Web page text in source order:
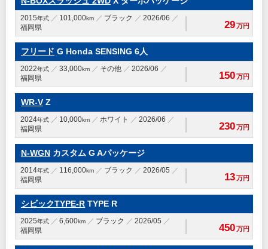
2015年式 101,000km ブラック
2026/06
福岡県
29万円
フリード G Honda SENSING 6人
2022年式 33,000km その他
2026/06
福岡県
150万円
WR-V Z
2024年式 10,000km ホワイト
2026/06
福岡県
230万円
N-WGN カスタム G Aパッケージ
2014年式 116,000km ブラック
2026/05
福岡県
13万円
シビックTYPE-R TYPE R
2025年式 6,600km ブラック
2026/05
福岡県
450万円